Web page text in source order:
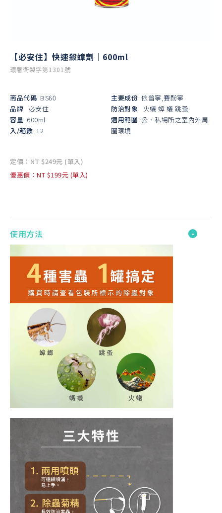
【必安住】快速殺蟑劑｜600ml
環署衛製字第1301號
商品代碼 BS60
品牌 必安住
容量 600ml
入/箱數 12
主要成份 依普寧,賽酚寧
防治對象
火蟻 蟑 蟻 跳蚤
適用範圍 公、私場所之室內外周
圍環境
定價：NT $249元 (單入)
優惠價：NT $199元 (單入)
使用方法